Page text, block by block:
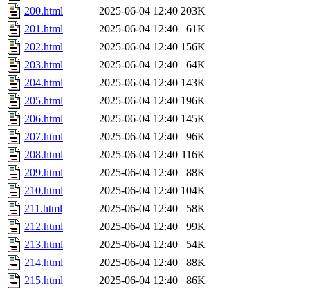
200.html
2025-06-04 12:40 203K
201.html
2025-06-04 12:40
61K
202.html
2025-06-04 12:40 156K
203.html
2025-06-04 12:40
64K
204.html
2025-06-04 12:40 143K
205.html
2025-06-04 12:40 196K
206.html
2025-06-04 12:40 145K
207.html
2025-06-04 12:40
96K
208.html
2025-06-04 12:40 116K
209.html
2025-06-04 12:40
88K
210.html
2025-06-04 12:40 104K
211.html
2025-06-04 12:40
58K
212.html
2025-06-04 12:40
99K
213.html
2025-06-04 12:40
54K
214.html
2025-06-04 12:40
88K
215.html
2025-06-04 12:40
86K